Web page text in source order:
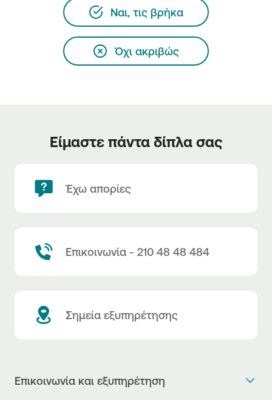
Ναι, τις βρήκα
Όχι ακριβώς
Είμαστε πάντα δίπλα σας
Έχω απορίες
Επικοινωνία - 210 48 48 484
Σημεία εξυπηρέτησης
Επικοινωνία και εξυπηρέτηση